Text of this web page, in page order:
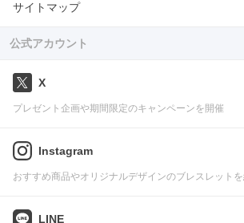
サイトマップ
公式アカウント
X
プレゼント企画や期間限定のキャンペーンを開催
Instagram
おすすめ商品やオリジナルデザインのブレスレット
LINE